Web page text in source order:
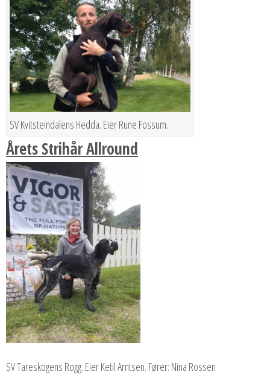
SV Kvitsteindalens Hedda. Eier Rune Fossum.
Årets Strihår Allround
SV Tareskogens Rogg. Eier Ketil Arntsen. Fører: Nina Rossen